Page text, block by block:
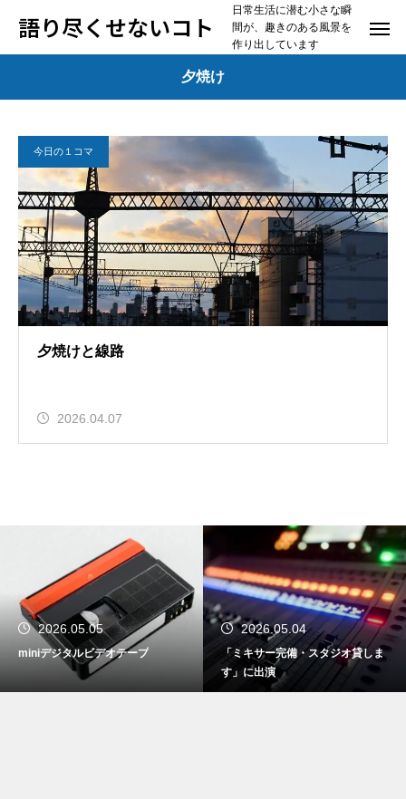
語り尽くせないコト
日常生活に潜む小さな瞬
間が、趣きのある風景を
作り出しています
夕焼け
今日の１コマ
夕焼けと線路
2026.04.07
2026.05.05
miniデジタルビデオテープ
2026.05.04
「ミキサー完備・スタジオ貸しま
す」に出演